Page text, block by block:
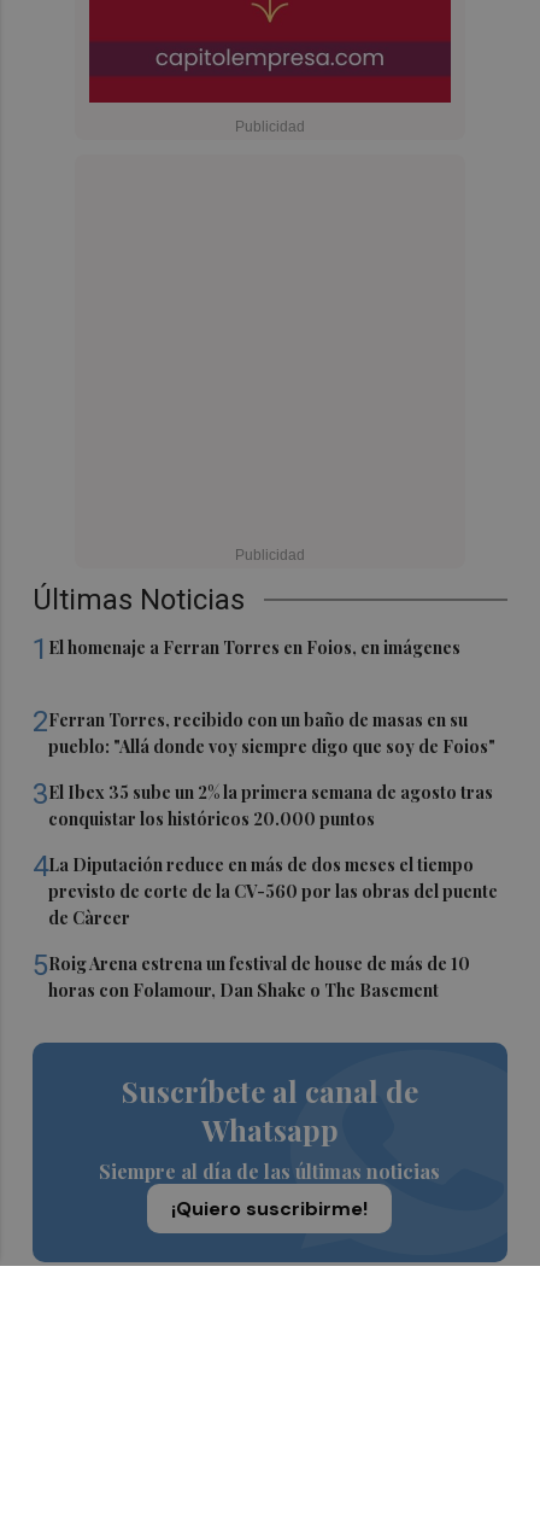
Últimas Noticias
1 El homenaje a Ferran Torres en Foios, en imágenes
2Ferran Torres, recibido con un baño de masas en su
pueblo: "Allá donde voy siempre digo que soy de Foios"
3El Ibex 35 sube un 2% la primera semana de agosto tras
conquistar los históricos 20.000 puntos
4La Diputación reduce en más de dos meses el tiempo
previsto de corte de la CV-560 por las obras del puente
de Càrcer
5Roig Arena estrena un festival de house de más de 10
horas con Folamour, Dan Shake o The Basement
Suscríbete al canal de
Whatsapp
Siempre al día de las últimas noticias
¡Quiero suscribirme!